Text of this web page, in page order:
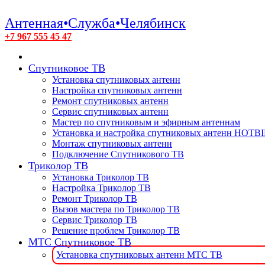
Антенная•Служба•Челябинск
+7 967 555 45 47
Спутниковое ТВ
Установка спутниковых антенн
Настройка спутниковых антенн
Ремонт спутниковых антенн
Сервис спутниковых антенн
Мастер по спутниковым и эфирным антеннам
Установка и настройка спутниковых антенн
Монтаж спутниковых антенн
Подключение Спутникового ТВ
Триколор ТВ
Установка Триколор ТВ
Настройка Триколор ТВ
Ремонт Триколор ТВ
Вызов мастера по Триколор ТВ
Сервис Триколор ТВ
Решение проблем Триколор ТВ
МТС Спутниковое ТВ
Установка спутниковых антенн МТС ТВ